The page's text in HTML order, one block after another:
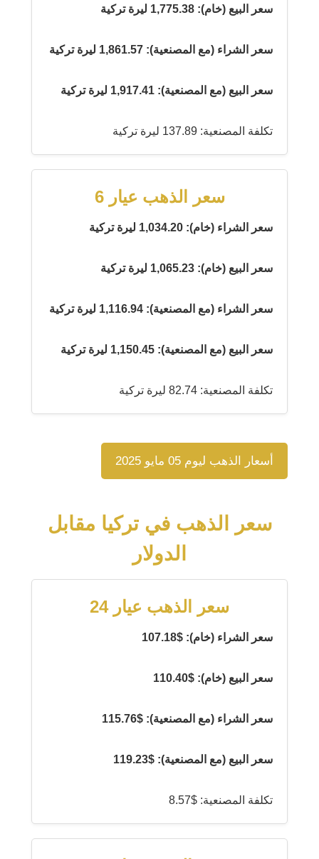
سعر البيع (خام): 1,775.38 ليرة تركية
سعر الشراء (مع المصنعية): 1,861.57 ليرة تركية
سعر البيع (مع المصنعية): 1,917.41 ليرة تركية
تكلفة المصنعية: 137.89 ليرة تركية
سعر الذهب عيار 6
سعر الشراء (خام): 1,034.20 ليرة تركية
سعر البيع (خام): 1,065.23 ليرة تركية
سعر الشراء (مع المصنعية): 1,116.94 ليرة تركية
سعر البيع (مع المصنعية): 1,150.45 ليرة تركية
تكلفة المصنعية: 82.74 ليرة تركية
أسعار الذهب ليوم 05 مايو 2025
سعر الذهب في تركيا مقابل
الدولار
سعر الذهب عيار 24
سعر الشراء (خام): $107.18
سعر البيع (خام): $110.40
سعر الشراء (مع المصنعية): $115.76
سعر البيع (مع المصنعية): $119.23
تكلفة المصنعية: $8.57